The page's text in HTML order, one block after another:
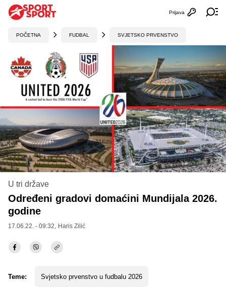
Otvori
Prijava
POČETNA FUDBAL SVJETSKO PRVENSTVO
U tri države
Određeni gradovi domaćini Mundijala 2026.
godine
17.06.22. - 09:32, Haris Zilić
Teme: Svjetsko prvenstvo u fudbalu 2026